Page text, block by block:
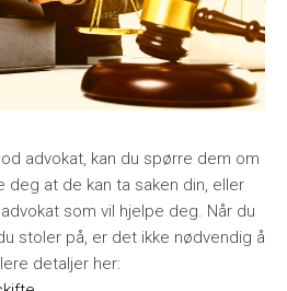
advokat, kan du spørre dem om
deg at de kan ta saken din, eller
som vil hjelpe deg. Når du
stoler på, er det ikke nødvendig å
detaljer her: